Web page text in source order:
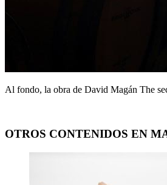
Al fondo, la obra de David Magán The
OTROS CONTENIDOS EN